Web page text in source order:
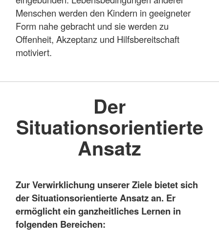
Menschen werden den Kindern in geeigneter
Form nahe gebracht und sie werden zu
Offenheit, Akzeptanz und Hilfsbereitschaft
motiviert.
Der
Situationsorientierte
Ansatz
Zur Verwirklichung unserer Ziele bietet sich
der Situationsorientierte Ansatz an. Er
ermöglicht ein ganzheitliches Lernen in
folgenden Bereichen: